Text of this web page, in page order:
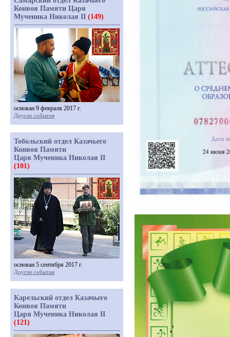
Конвоя Памяти Царя
Мученика Николая II (149)
основан 9 февраля 2017 г.
Другие события
Тобольский отдел Казачьего
Конвоя Памяти
Царя Мученика Николая II
(101)
основан 5 сентября 2017 г.
Другие события
Карельский отдел Казачьего
Конвоя Памяти
Царя Мученика Николая II
(121)